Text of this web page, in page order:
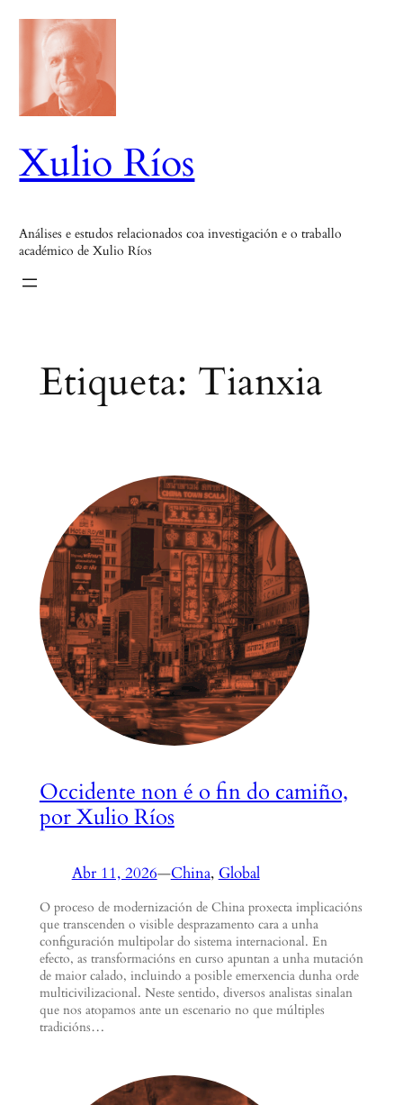
Saltar
contido
Xulio Ríos
Análises e estudos relacionados coa investigación e o traballo
académico de Xulio Ríos
Etiqueta: Tianxia
Occidente non é o fin do camiño,
por Xulio Ríos
Abr 11, 2026—China, Global
O proceso de modernización de China proxecta implicacións
que transcenden o visible desprazamento cara a unha
configuración multipolar do sistema internacional. En
efecto, as transformacións en curso apuntan a unha mutación
de maior calado, incluindo a posible emerxencia dunha orde
multicivilizacional. Neste sentido, diversos analistas sinalan
que nos atopamos ante un escenario no que múltiples
tradicións…